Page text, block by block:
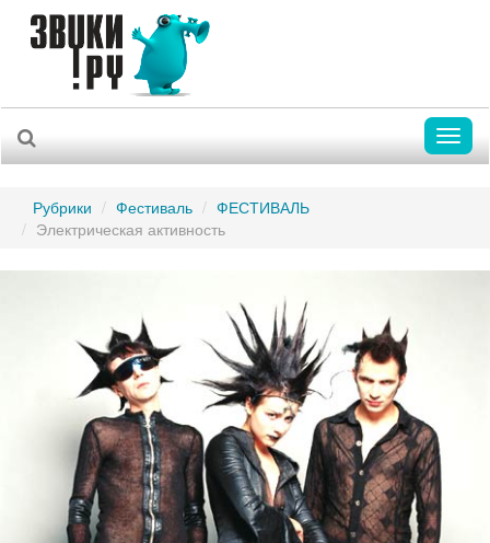
Рубрики Фестиваль
ФЕСТИВАЛЬ
Электрическая активность